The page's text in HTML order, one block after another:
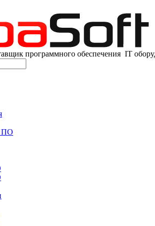
программного обеспечения IT
ПО